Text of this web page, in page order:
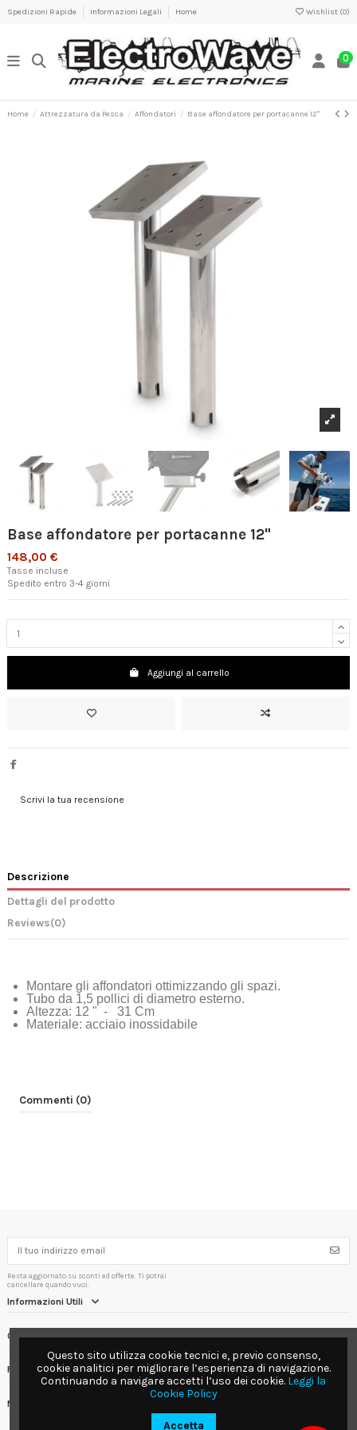
Spedizioni Rapide Informazioni Legali Home Wishlist (0)
0
Home Attrezzatura da Pesca Affondatori Base affondatore per portacanne 12"
Base affondatore per portacanne 12"
148,00 €
Tasse incluse
Spedito entro 3-4 giorni
Aggiungi al carrello
Scrivi la tua recensione
Descrizione
Dettagli del prodotto
Reviews(0)
Montare gli affondatori ottimizzando gli spazi.
Tubo da 1,5 pollici di diametro esterno.
Altezza: 12 " - 31 Cm
Materiale: acciaio inossidabile
Commenti (0)
Resta aggiornato su sconti ed offerte. Ti potrai
cancellare quando vuoi.
Informazioni Utili
Contact us
Follow us
Newsletter
Questo sito utilizza cookie tecnici e, previo consenso,
cookie analitici per migliorare l’esperienza di navigazione.
Continuando a navigare accetti l’uso dei cookie. Leggi la
Cookie Policy
Accetta